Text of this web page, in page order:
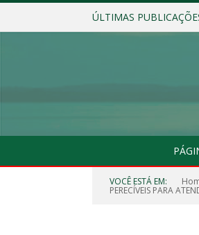
ÚLTIMAS
VOCÊ ESTÁ EM:
PERECÍVEIS PARA